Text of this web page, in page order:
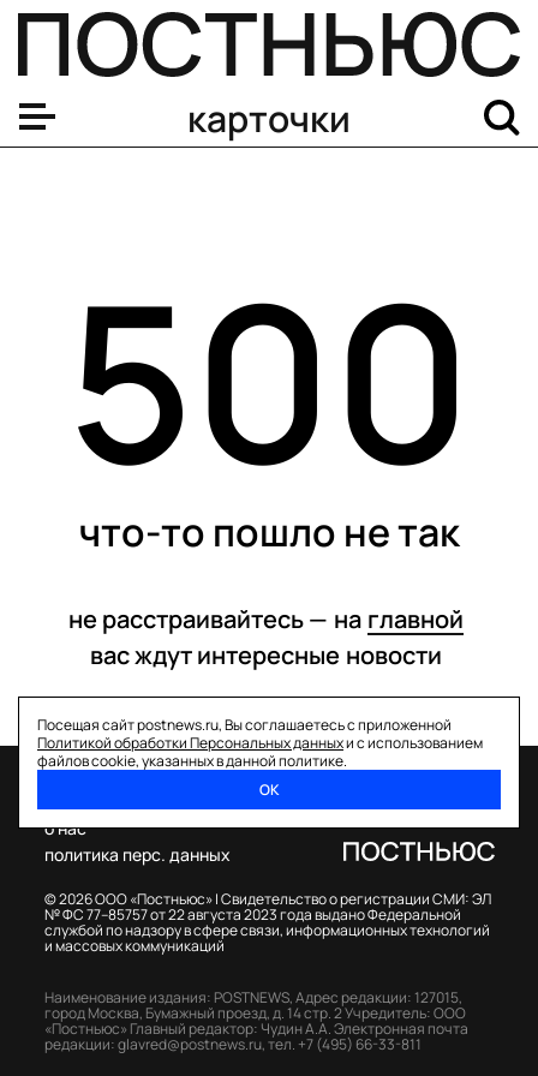
карточки
500
что-то пошло не так
не расстраивайтесь — на главной
вас ждут интересные новости
Посещая сайт postnews.ru, Вы соглашаетесь с приложенной
Политикой обработки Персональных данныхи с использованием
файлов cookie, указанных в данной политике.
ОК
© 2026 ООО «Постньюс» |Свидетельство о регистрации СМИ: ЭЛ
№ ФС 77–85757 от 22 августа 2023 года выдано Федеральной
службой по надзору в сфере связи, информационных технологий
и массовых коммуникаций
о нас
политика перс. данных
Наименование издания: POSTNEWS,Адрес редакции: 127015,
город Москва, Бумажный проезд, д. 14 стр. 2Учредитель: ООО
«Постньюс» Главный редактор: Чудин А.А.Электронная почта
редакции:glavred@postnews.ru,тел. +7 (495) 66-33-811